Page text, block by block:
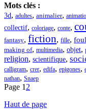
Mots clés :
3d, adultes, animalier,
collectif, coloriage, conte,
fantasy, fiction, fille,
making of, multimedia, objet,
religion, scientifique,
calligram, crer, edifa, epigones,
nathan, Snaep
Page 1 2
Haut de page